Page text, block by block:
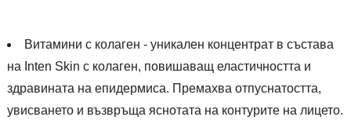
Витамини с колаген - уникален концентрат в състава
на Inten Skin с колаген, повишаващ еластичността и
здравината на епидермиса. Премахва отпуснатостта,
увисването и възвръща яснотата на контурите на лицето.